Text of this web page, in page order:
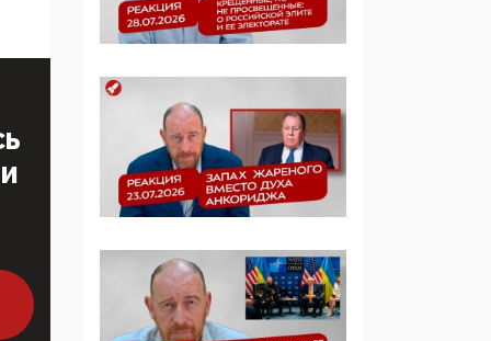
Прокуратура наконец
увидела
деятельность ИИТО
ЮНЕСКО в России, но
цифроглобалисты
продолжают
определять повестку в
образовании
09:43, 01 Июня 2026
5G за счет здоровья
граждан: Минцифры
намерено отобрать у